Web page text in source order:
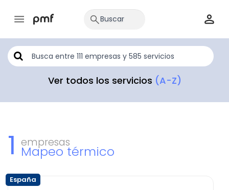
Ver todos los servicios (A-Z)
1 empresas
Mapeo térmico
España